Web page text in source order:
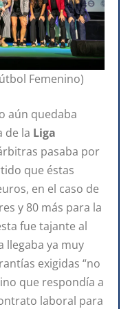
Femenino)
aún quedaba
de la Liga
pasaba por
que éstas
en el caso de
y 80 más para la
fue tajante al
llegaba ya muy
exigidas “no
que respondía a
laboral para